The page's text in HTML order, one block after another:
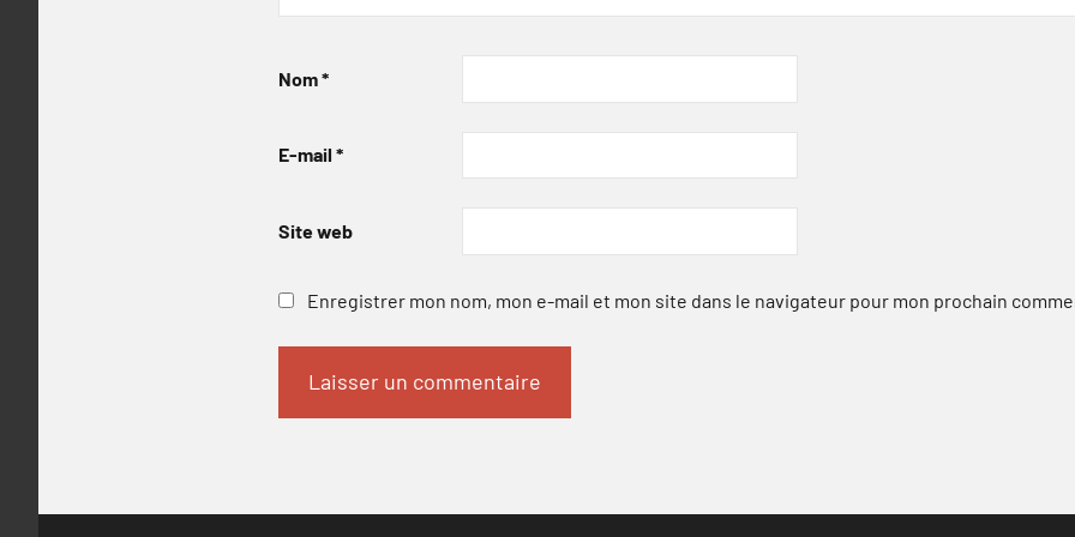
Nom*
E-mail *
Site web
Enregistrer mon nom, mon e-mail et mon site dans le navigateur pour mon prochain